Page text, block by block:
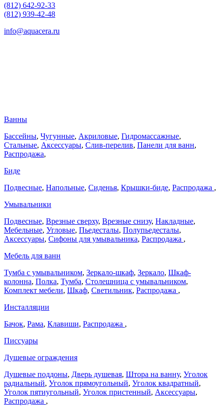
(812) 642-92-33
(812) 939-42-48
info@aquacera.ru
Ванны
Бассейны, Чугунные, Акриловые, Гидромассажные,
Стальные, Аксессуары, Слив-перелив, Панели для ванн,
Распродажа,
Биде
Подвесные, Напольные, Сиденья, Крышки-биде, Распродажа ,
Умывальники
Подвесные, Врезные сверху, Врезные снизу, Накладные,
Мебельные, Угловые, Пьедесталы, Полупьедесталы,
Аксессуары, Сифоны для умывальника, Распродажа ,
Мебель для ванн
Тумба с умывальником, Зеркало-шкаф, Зеркало, Шкаф-
колонна, Полка, Тумба, Столешница с умывальником,
Комплект мебели, Шкаф, Светильник, Распродажа ,
Инсталляции
Бачок, Рама, Клавиши, Распродажа ,
Писсуары
Душевые ограждения
Душевые поддоны, Дверь душевая, Штора на ванну, Уголок
радиальный, Уголок прямоугольный, Уголок квадратный,
Уголок пятиугольный, Уголок пристенный, Аксессуары,
Распродажа ,